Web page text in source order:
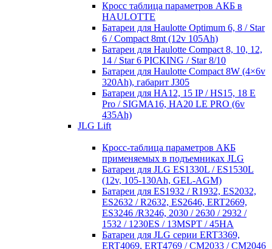
Кросc таблица параметров АКБ в
HAULOTTE
Батареи для Haulotte Optimum 6, 8 / Star
6 / Compact 8mt (12v 105Ah)
Батареи для Haulotte Compact 8, 10, 12,
14 / Star 6 PICKING / Star 8/10
Батареи для Haulotte Compact 8W (4×6v
320Ah), габарит J305
Батареи для HA12, 15 IP / HS15, 18 E
Pro / SIGMA16, HA20 LE PRO (6v
435Ah)
JLG Lift
Кросc-таблица параметров АКБ
применяемых в подъемниках JLG
Батареи для JLG ES1330L / ES1530L
(12v, 105-130Ah, GEL-AGM)
Батареи для ES1932 / R1932, ES2032,
ES2632 / R2632, ES2646, ERT2669,
ES3246 /R3246, 2030 / 2630 / 2932 /
1532 / 1230ES / 13MSPT / 45HA
Батареи для JLG серии ERT3369,
ERT4069, ERT4769 / CM2033 / CM2046